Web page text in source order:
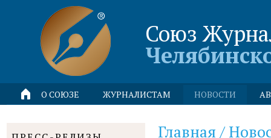
Союз
О СОЮЗЕ ЖУРНАЛИСТАМ НОВОСТИ
Главная /